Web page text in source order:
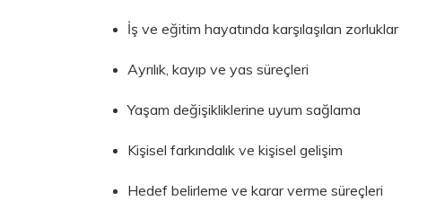
İş ve eğitim hayatında karşılaşılan zorluklar
Ayrılık, kayıp ve yas süreçleri
Yaşam değişikliklerine uyum sağlama
Kişisel farkındalık ve kişisel gelişim
Hedef belirleme ve karar verme süreçleri